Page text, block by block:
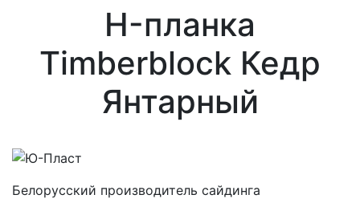
H-планка
Timberblock Кедр
Янтарный
Белорусский производитель сайдинга